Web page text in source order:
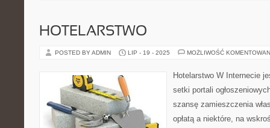
HOTELARSTWO
POSTED BY ADMIN LIP - 19 - 2025 MOŻLIWOŚĆ
Hotelarstwo W Internecie
setki portali
szansę zamieszczenia
opłatą a niektóre, na